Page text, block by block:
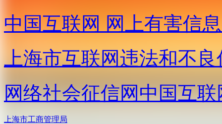
中国互联网 网上有害信
上海市互联网违法和不
网络社会征信网中国互
上海市工商管理局